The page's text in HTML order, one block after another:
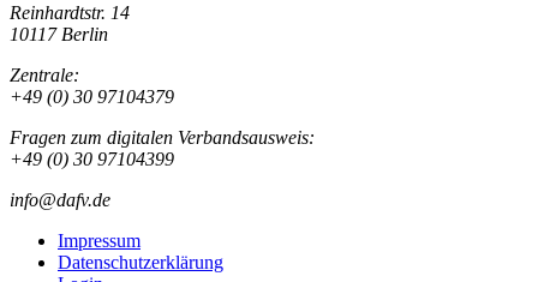
Reinhardtstr. 14
10117 Berlin
Zentrale:
+49 (0) 30 97104379
Fragen zum digitalen Verbandsausweis:
+49 (0) 30 97104399
info@dafv.de
Impressum
Datenschutzerklärung